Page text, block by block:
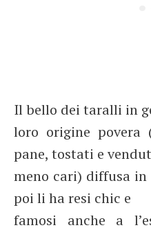
Il bello dei taralli in
loro origine
pane, tostati e
meno cari) diffusa
poi li ha resi chic e
famosi anche a